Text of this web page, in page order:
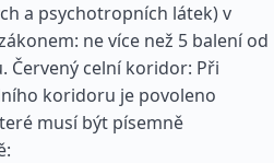
a psychotropních látek) v
ne více než 5 balení od
Červený celní koridor: Při
koridoru je povoleno
musí být písemně